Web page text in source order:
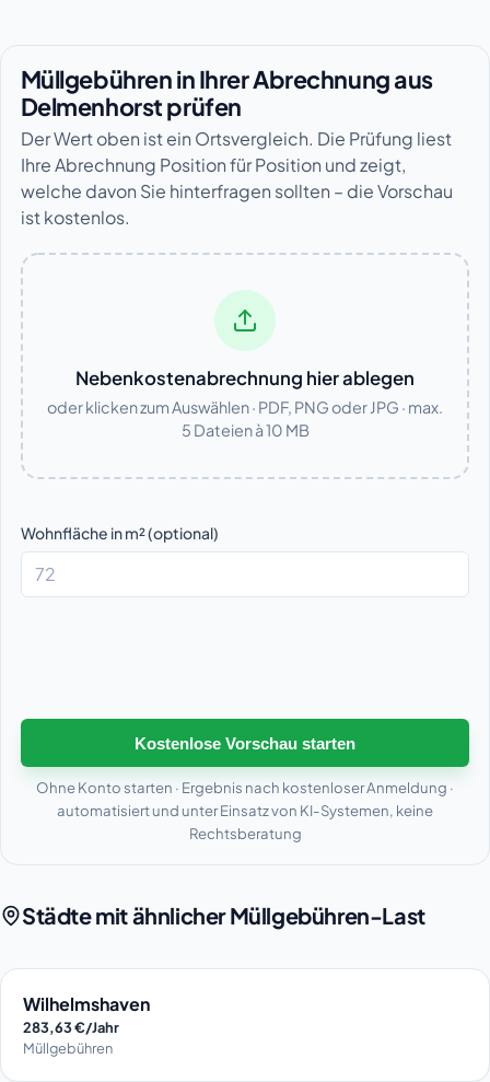
Müllgebühren in Ihrer Abrechnung aus
Delmenhorst prüfen
Der Wert oben ist ein Ortsvergleich. Die Prüfung liest
Ihre Abrechnung Position für Position und zeigt,
welche davon Sie hinterfragen sollten – die Vorschau
ist kostenlos.
Nebenkostenabrechnung hier ablegen
oder klicken zum Auswählen · PDF, PNG oder JPG · max.
5 Dateien à 10 MB
Wohnfläche in m² (optional)
Kostenlose Vorschau starten
Ohne Konto starten · Ergebnis nach kostenloser Anmeldung ·
automatisiert und unter Einsatz von KI-Systemen, keine
Rechtsberatung
Städte mit ähnlicher Müllgebühren-Last
Wilhelmshaven
283,63 €/Jahr
Müllgebühren